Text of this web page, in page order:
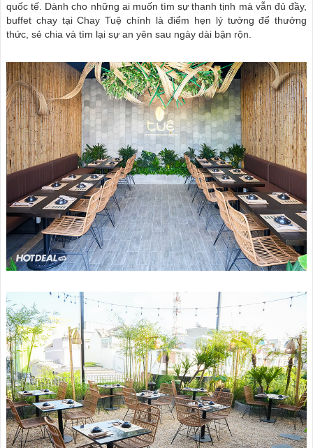
quốc tế. Dành cho những ai muốn tìm sự thanh tịnh mà vẫn đủ đầy,
buffet chay tại Chay Tuệ chính là điểm hẹn lý tưởng để thưởng
thức, sẻ chia và tìm lại sự an yên sau ngày dài bận rộn.